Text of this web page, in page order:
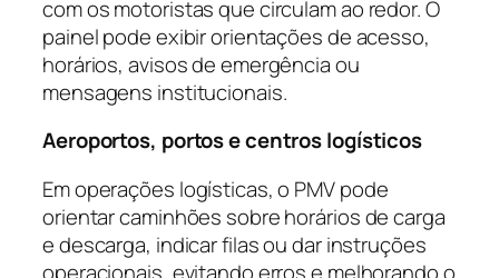
com os motoristas que circulam ao redor. O
painel pode exibir orientações de acesso,
horários, avisos de emergência ou
mensagens institucionais.
Aeroportos, portos e centros logísticos
Em operações logísticas, o PMV pode
orientar caminhões sobre horários de carga
e descarga, indicar filas ou dar instruções
operacionais, evitando erros e melhorando o